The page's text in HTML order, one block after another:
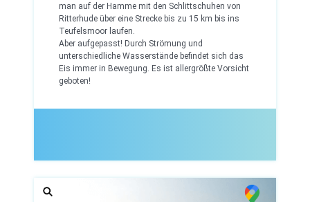
man auf der Hamme mit den Schlittschuhen von
Ritterhude über eine Strecke bis zu 15 km bis ins
Teufelsmoor laufen.
Aber aufgepasst! Durch Strömung und
unterschiedliche Wasserstände befindet sich das
Eis immer in Bewegung. Es ist allergrößte Vorsicht
geboten!